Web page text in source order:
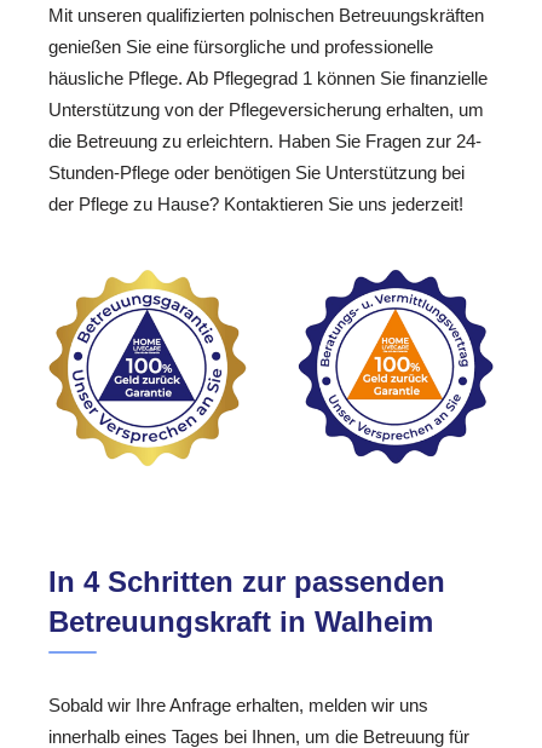
Mit unseren qualifizierten polnischen Betreuungskräften
genießen Sie eine fürsorgliche und professionelle
häusliche Pflege. Ab Pflegegrad 1 können Sie finanzielle
Unterstützung von der Pflegeversicherung erhalten, um
die Betreuung zu erleichtern. Haben Sie Fragen zur 24-
Stunden-Pflege oder benötigen Sie Unterstützung bei
der Pflege zu Hause? Kontaktieren Sie uns jederzeit!
In 4 Schritten zur passenden
Betreuungskraft in Walheim
Sobald wir Ihre Anfrage erhalten, melden wir uns
innerhalb eines Tages bei Ihnen, um die Betreuung für